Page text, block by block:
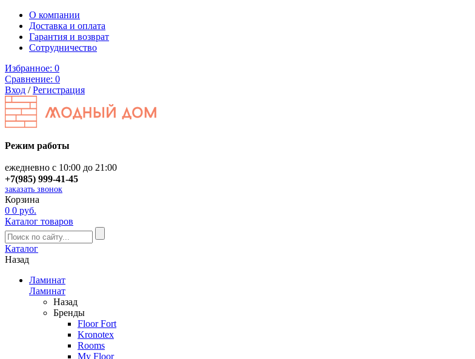
О компании
Доставка и оплата
Гарантия и возврат
Сотрудничество
Избранное: 0
Сравнение: 0
Вход /Регистрация
Режим работы
ежедневно с 10:00 до 21:00
+7(985) 999-41-45
заказать звонок
Корзина
0 0 руб.
Каталог товаров
Каталог
Назад
Ламинат
Ламинат
Назад
Бренды
Floor Fort
Kronotex
Rooms
My Floor